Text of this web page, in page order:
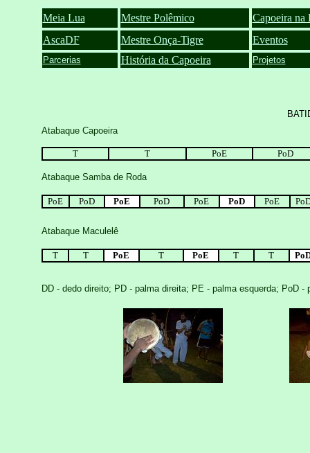
Meia Lua Mestre Polêmico
Capoeira na
AscaDF
Mestre Onça-Tigre Eventos
Parcerias História da Capoeira Projetos
Atabaque Capoeira
T T PoE PoD
Atabaque Samba de Roda
PoE PoD PoE PoD PoE PoD PoE
Atabaque Maculelê
T T PoE T PoE T T
DD - dedo direito; PD - palma direita; PE - palma esquerda; PoD